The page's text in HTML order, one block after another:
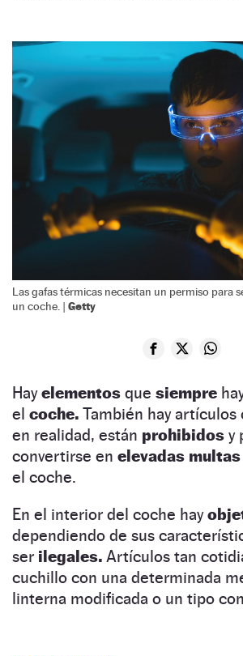
Las gafas térmicas necesitan un permiso para
un coche. | Getty
Hayelementos que siempre
el coche. También hay artículos
en realidad, están prohibidos y
convertirse en elevadas multas
el coche.
En el interior del coche hay
dependiendo de sus
ser ilegales. Artículos tan
cuchillo con una determinada
linterna modificada o un tipo